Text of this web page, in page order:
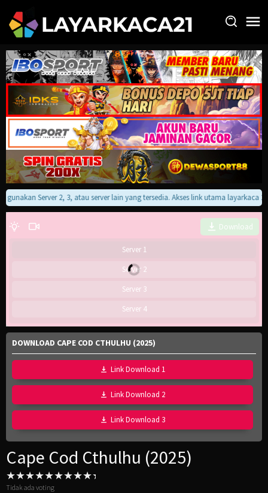
konten
Server 2, 3, atau server lain yang tersedia. Akses link utama layarkaca
Download
Server 1
Server 2
Server 3
Server 4
DOWNLOAD CAPE COD CTHULHU (2025)
Link Download 1
Link Download 2
Link Download 3
Cape Cod Cthulhu (2025)
Tidak ada voting